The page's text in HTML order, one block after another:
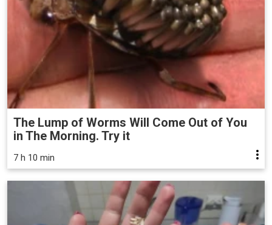
The Lump of Worms Will Come Out of You
in The Morning. Try it
7 h 10 min